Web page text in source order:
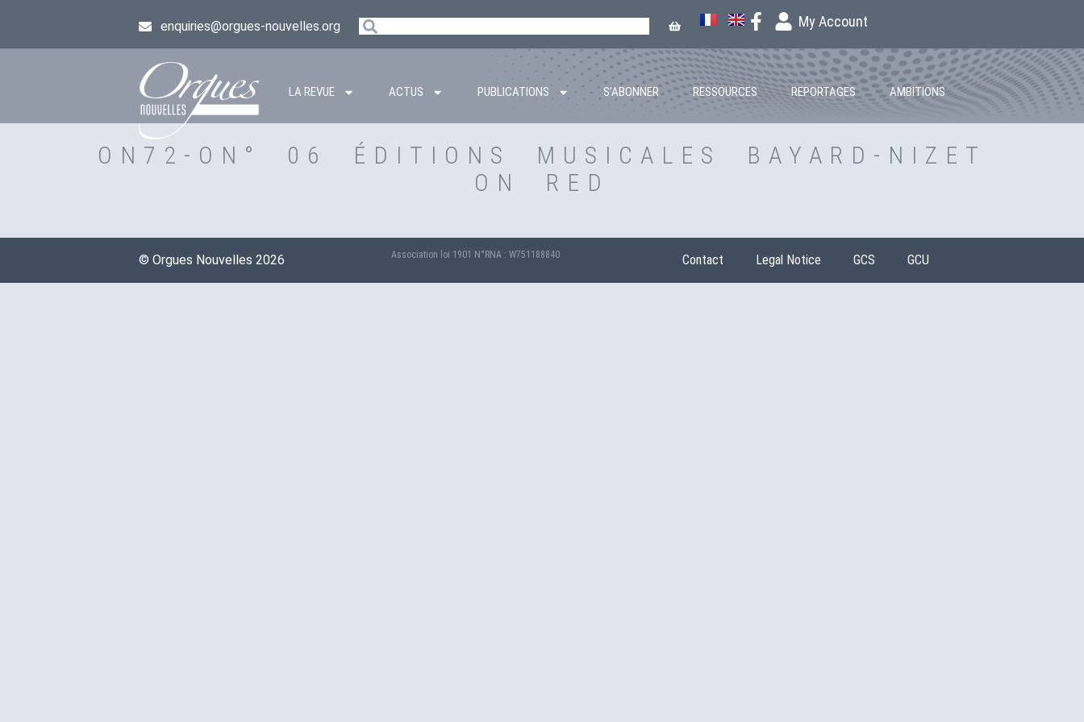
enquiries@orgues-nouvelles.org My Account
LA REVUE ACTUS PUBLICATIONS S’ABONNER RESSOURCES REPORTAGES AMBITIONS
ON72-ON° 06 ÉDITIONS MUSICALES BAYARD-NIZET
ON RED
©️ Orgues Nouvelles 2026 Association loi 1901 N°RNA : W751188840 Contact Legal Notice GCS GCU